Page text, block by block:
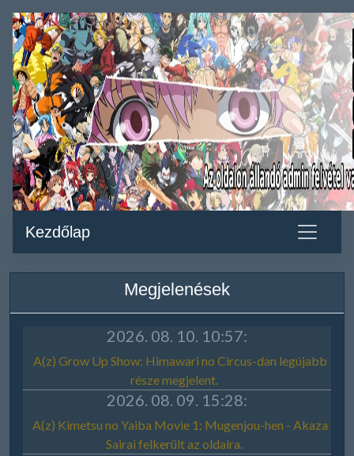
Kezdőlap
Megjelenések